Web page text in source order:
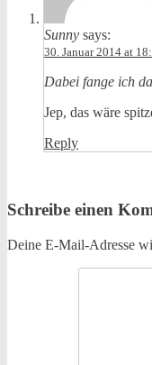
Sunny says:
30. Januar 2014 at
Dabei fange ich
Jep, das wäre
Reply
Schreibe einen
Deine E-Mail-Adresse